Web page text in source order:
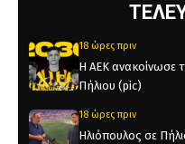
18 ώρες πριν
Η ΑΕΚ ανακοίνωσε
Πήλιου (pic)
18 ώρες πριν
Ηλιόπουλος σε